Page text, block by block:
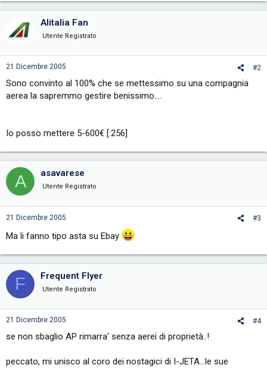
Alitalia Fan
Utente Registrato
21 Dicembre 2005 #2
Sono convinto al 100% che se mettessimo su una compagnia
aerea la sapremmo gestire benissimo....
Io posso mettere 5-600€ [:256]
A asavarese
Utente Registrato
21 Dicembre 2005 #3
Ma li fanno tipo asta su Ebay
F Frequent Flyer
Utente Registrato
21 Dicembre 2005 #4
se non sbaglio AP rimarra' senza aerei di proprietà..!
peccato, mi unisco al coro dei nostagici di I-JETA...le sue